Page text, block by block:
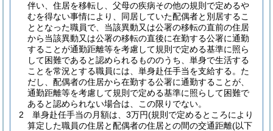
伴い、住居を移転し、父母の疾病その他の規則で定めるや
むを得ない事情により、同居していた配偶者と別居するこ
ととなった職員で、当該異動又は公署の移転の直前の住居
から当該異動又は公署の移転の直後に在勤する公署に通勤
することが通勤距離等を考慮して規則で定める基準に照ら
して困難であると認められるもののうち、単身で生活する
ことを常況とする職員には、単身赴任手当を支給する。 た
だし、配偶者の住居から在勤する公署に通勤することが、
通勤距離等を考慮して規則で定める基準に照らして困難で
あると認められない場合は、この限りでない。
2
単身赴任手当の月額は、3万円(規則で定めるところにより
算定した職員の住居と配偶者の住居との間の交通距離(以下